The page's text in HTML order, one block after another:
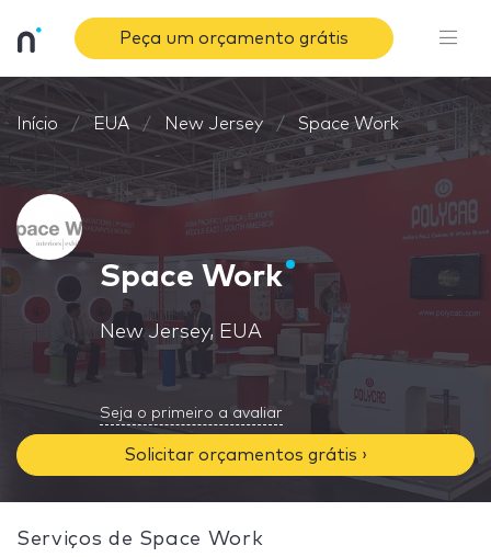
Peça um orçamento grátis
Início EUA New Jersey Space Work
Space Work
New Jersey, EUA
Seja o primeiro a avaliar
Solicitar orçamentos grátis ›
Serviços de Space Work